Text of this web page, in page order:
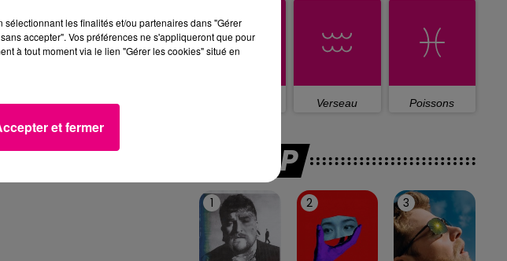
Verseau Poissons
LE TOP
1 2 3
les finalités et/ou partenaires dans "Gérer
accepter". Vos préférences ne s'appliqueront que pour
à tout moment via le lien "Gérer les cookies" situé en
et fermer